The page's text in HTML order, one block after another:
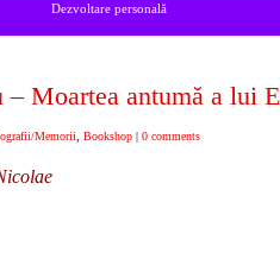
Dezvoltare personală
– Moartea antumă a lui
Memorii Bookshop | 0 comments